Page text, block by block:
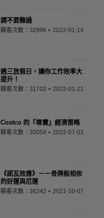
請不要難過
觀看次數：32996 2022-01-14
週三放假日，讓你工作效率大
提升！
觀看次數：31702 2022-01-21
Costco 的『尋寶』經濟策略
觀看次數：30054 2022-07-01
《諾瓦效應》－－骨牌般相依
的好運與厄運
觀看次數：36242 2021-10-07